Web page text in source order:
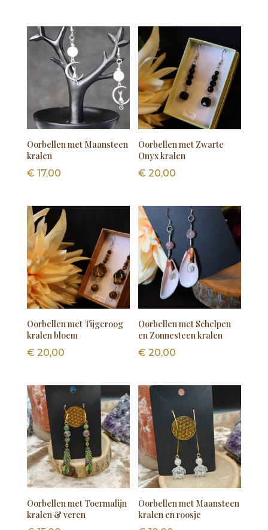
Oorbellen met Maansteen
kralen
€ 17,00
Oorbellen met Zwarte
Onyx kralen
€ 20,00
Oorbellen met Tijgeroog
kralen bloem
€ 20,00
Oorbellen met Schelpen
en Zonnesteen kralen
€ 20,00
Oorbellen met Toermalijn
kralen & veren
Oorbellen met Maansteen
kralen en roosje